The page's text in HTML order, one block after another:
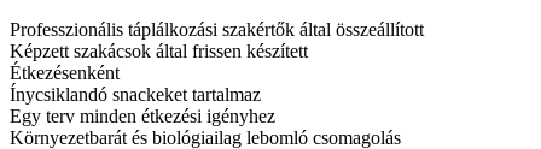
Professzionális táplálkozási szakértők által összeállított
Képzett szakácsok által frissen készített
Étkezésenként
Ínycsiklandó snackeket tartalmaz
Egy terv minden étkezési igényhez
Környezetbarát és biológiailag lebomló csomagolás